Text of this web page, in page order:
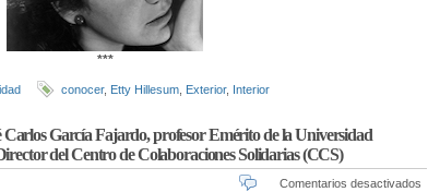
***
conocer, Etty Hillesum Exterior, Interior
Carlos García Fajardo, profesor Emérito de la Universidad
del Centro de Colaboraciones Solidarias (CCS)
Comentarios desactivados